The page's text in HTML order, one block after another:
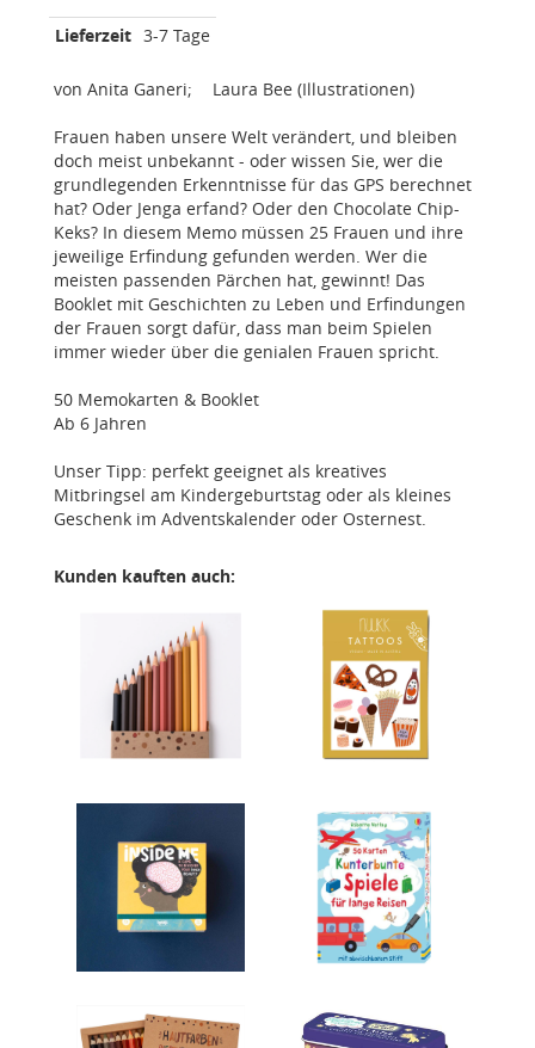
Lieferzeit 3-7 Tage
von Anita Ganeri; Laura Bee (Illustrationen)
Frauen haben unsere Welt verändert, und bleiben
doch meist unbekannt - oder wissen Sie, wer die
grundlegenden Erkenntnisse für das GPS berechnet
hat? Oder Jenga erfand? Oder den Chocolate Chip-
Keks? In diesem Memo müssen 25 Frauen und ihre
jeweilige Erfindung gefunden werden. Wer die
meisten passenden Pärchen hat, gewinnt! Das
Booklet mit Geschichten zu Leben und Erfindungen
der Frauen sorgt dafür, dass man beim Spielen
immer wieder über die genialen Frauen spricht.
50 Memokarten & Booklet
Ab 6 Jahren
Unser Tipp: perfekt geeignet als kreatives
Mitbringsel am Kindergeburtstag oder als kleines
Geschenk im Adventskalender oder Osternest.
Kunden kauften auch: